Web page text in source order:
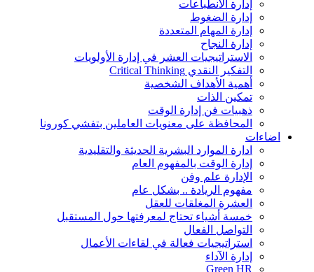
إدارة الانطباعات
إدارة الضغوط
إدارة المهام المتعددة
إدارة النجاح
الاستراتيجيات العشر في إدارة الأولويات
التفكير النقدي Critical Thinking
أهمية الأهداف الشخصية
تمكين الذات
ذهبيات فن إدارة الوقت
المحافظة على معنويات العاملين بتفشي كورونا
اضاءات
ادارة الموارد البشرية الحديثة والتقليدية
إدارة الوقت بالمفهوم العام
الإدارة علم وفن
مفهوم الريادة .. بشكل عام
العشرة المغلقات للعقل
خمسة أشياء تحتاج لمعرفتها حول المستقبل
التواصل الفعال
استراتيجيات فعالة في لقاءات الأعمال
إدارة الآداء
Green HR